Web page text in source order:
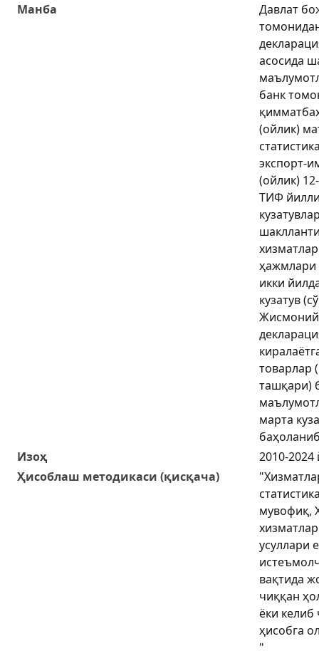
Манба
Давлат
асосида
банк
(ойлик)
экспорт-
(ойлик)
ТИФ
ҳажмлари
икки
кузатув
товарлар
ташқари)
марта
Изоҳ
2010-2024
Ҳисоблаш методикаси (қисқача)
мувофиқ,
усуллари
вақтида
чиққан
ёки
ҳисобга
"